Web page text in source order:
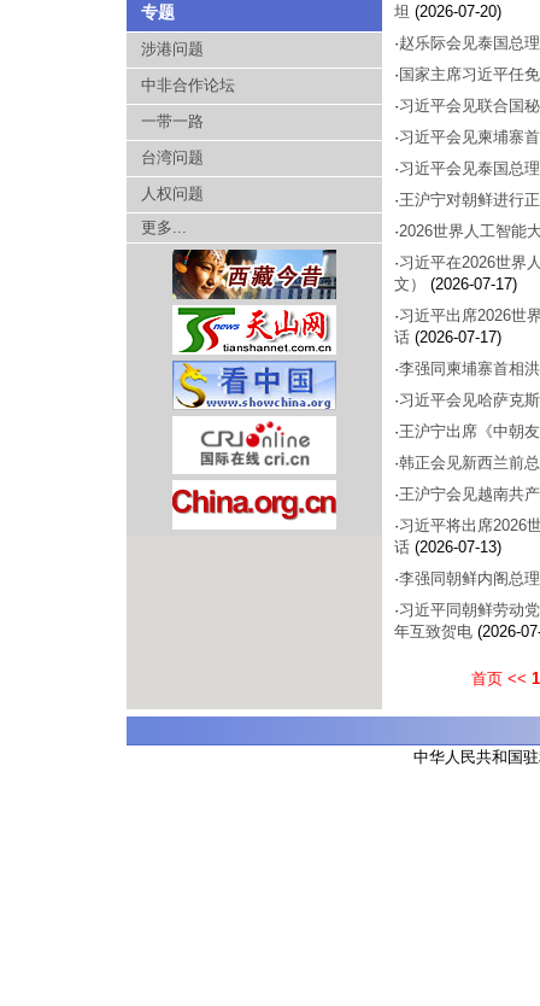
专题
涉港问题
中非合作论坛
一带一路
台湾问题
人权问题
更多...
坦 (2026-07-20)
·赵乐际会见泰国总
· 国家主席习近平任
·习近平会见联合国
·习近平会见柬埔寨
·习近平会见泰国总
·王沪宁对朝鲜进行
·2026世界人工智能
·习近平在2026世界
文）
(2026-07-17)
·习近平出席2026世
话 (2026-07-17)
·李强同柬埔寨首相
·习近平会见哈萨克
·王沪宁出席《中朝
·韩正会见新西兰前
·王沪宁会见越南共
·习近平将出席2026
话 (2026-07-13)
·李强同朝鲜内阁总
·习近平同朝鲜劳动
年互致贺电 (2026-
首页 << 1
中华人民共和国